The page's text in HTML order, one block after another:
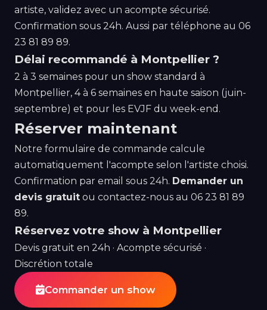
artiste, validez avec un acompte sécurisé.
Confirmation sous 24h. Aussi par téléphone au 06
23 81 89 89.
Délai recommandé à Montpellier ?
2 à 3 semaines pour un show standard à
Montpellier, 4 à 6 semaines en haute saison (juin-
septembre) et pour les EVJF du week-end.
Réserver maintenant
Notre formulaire de commande calcule
automatiquement l'acompte selon l'artiste choisi.
Confirmation par email sous 24h. Demander un
devis gratuit ou contactez-nous au 06 23 81 89
89.
Réservez votre show à Montpellier
Devis gratuit en 24h · Acompte sécurisé ·
Discrétion totale
Commander un show